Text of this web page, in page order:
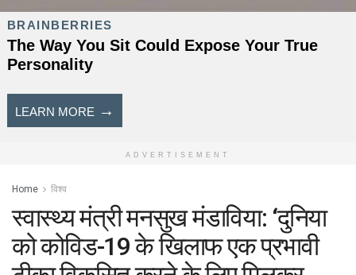
ADVERTISEMENT
Home विश्व
स्वास्थ्य मंत्री मनसुख मंडाविया: ‘दुनिया
को कोविड-19 के खिलाफ एक प्रभावी